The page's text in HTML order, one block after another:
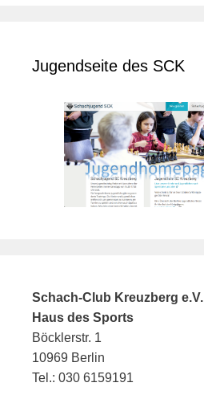
Jugendseite des SCK
Schach-Club Kreuzberg e.V.
Haus des Sports
Böcklerstr. 1
10969 Berlin
Tel.: 030 6159191